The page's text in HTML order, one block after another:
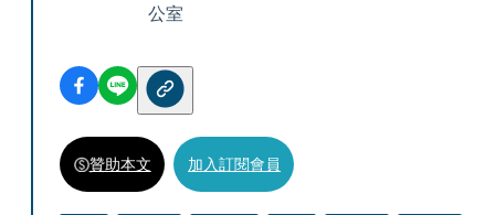
公室
贊助本文 加入訂閱會員